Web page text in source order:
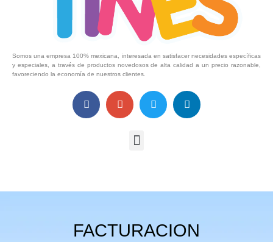
Somos una empresa 100% mexicana, interesada en satisfacer necesidades específicas
y especiales, a través de productos novedosos de alta calidad a un precio razonable,
favoreciendo la economía de nuestros clientes.
FACTURACION